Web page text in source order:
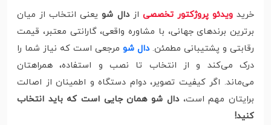
خریدویدئو پروژکتور تخصصی ازدال شویعنی انتخاب از میان
برترین برندهای جهانی، با مشاوره واقعی، گارانتی معتبر، قیمت
رقابتی و پشتیبانی مطمئن.دال شو مرجعی است که نیاز شما را
درک می‌کند و از انتخاب تا نصب و استفاده، همراهتان
می‌ماند. اگر کیفیت تصویر، دوام دستگاه و اطمینان از اصالت
برایتان مهم است،دال شو همان جایی است که باید انتخاب
کنید!